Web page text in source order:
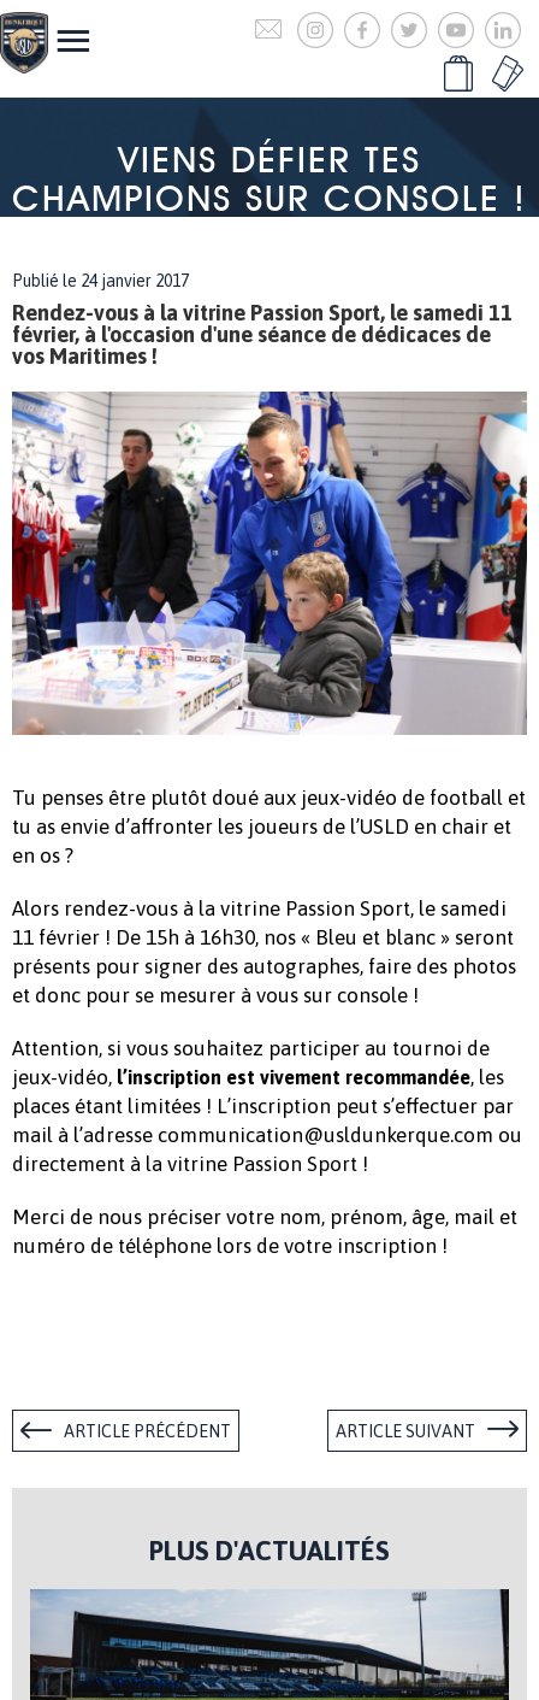
VIENS DÉFIER TES
CHAMPIONS SUR CONSOLE !
Publié le 24 janvier 2017
Rendez-vous à la vitrine Passion Sport, le samedi 11
février, à l'occasion d'une séance de dédicaces de
vos Maritimes !
Tu penses être plutôt doué aux jeux-vidéo de football et
tu as envie d’affronter les joueurs de l’USLD en chair et
en os ?
Alors rendez-vous à la vitrine Passion Sport, le samedi
11 février ! De 15h à 16h30, nos « Bleu et blanc » seront
présents pour signer des autographes, faire des photos
et donc pour se mesurer à vous sur console !
Attention, si vous souhaitez participer au tournoi de
jeux-vidéo, l’inscription est vivement recommandée, les
places étant limitées ! L’inscription peut s’effectuer par
mail à l’adresse communication@usldunkerque.com ou
directement à la vitrine Passion Sport !
Merci de nous préciser votre nom, prénom, âge, mail et
numéro de téléphone lors de votre inscription !
ARTICLE PRÉCÉDENT ARTICLE SUIVANT
PLUS D'ACTUALITÉS